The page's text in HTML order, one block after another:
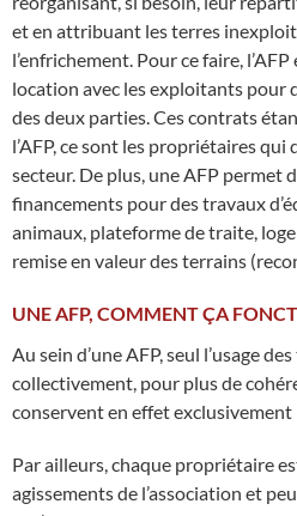
et en attribuant les terres
l’enfrichement. Pour ce faire,
location avec les exploitants pour
des deux parties. Ces contrats
l’AFP, ce sont les propriétaires
secteur. De plus, une AFP permet
financements pour des travaux
animaux, plateforme de traite,
remise en valeur des terrains
UNE AFP, COMMENT ÇA
Au sein d’une AFP, seul l’usage
collectivement, pour plus de
conservent en effet
Par ailleurs, chaque propriétaire
agissements de l’association et